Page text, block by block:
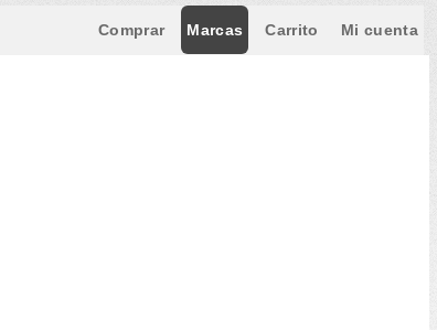
Comprar Marcas Carrito Mi cuenta